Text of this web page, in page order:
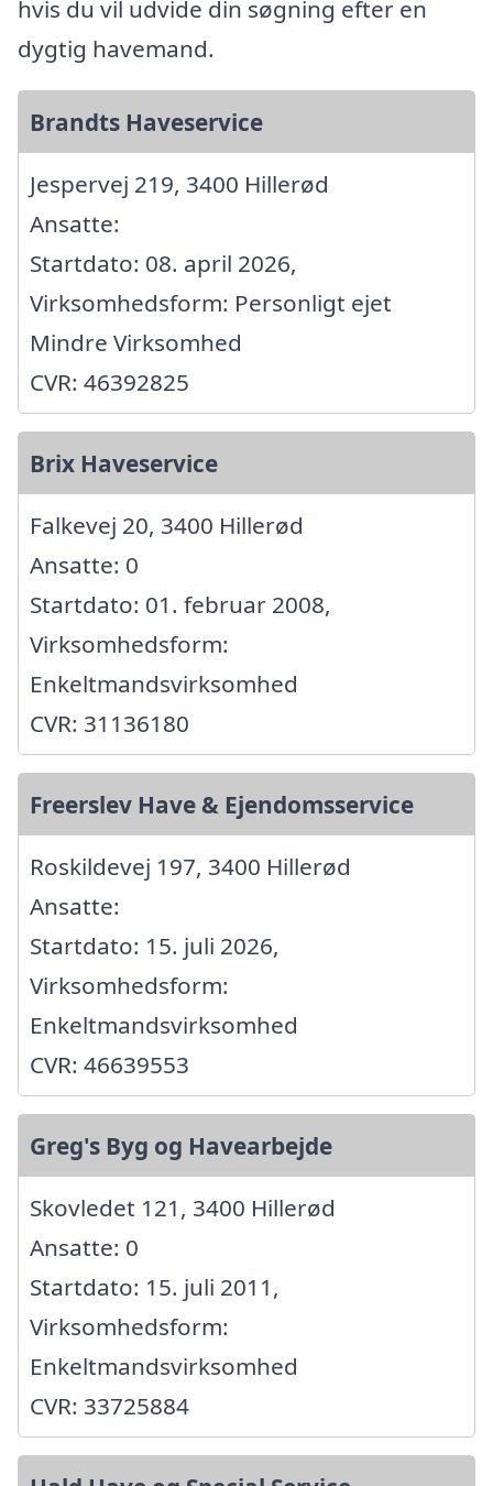
hvis du vil udvide din søgning efter en
dygtig havemand.
Brandts Haveservice
Jespervej 219, 3400 Hillerød
Ansatte:
Startdato: 08. april 2026,
Virksomhedsform: Personligt ejet
Mindre Virksomhed
CVR: 46392825
Brix Haveservice
Falkevej 20, 3400 Hillerød
Ansatte: 0
Startdato: 01. februar 2008,
Virksomhedsform:
Enkeltmandsvirksomhed
CVR: 31136180
Freerslev Have & Ejendomsservice
Roskildevej 197, 3400 Hillerød
Ansatte:
Startdato: 15. juli 2026,
Virksomhedsform:
Enkeltmandsvirksomhed
CVR: 46639553
Greg's Byg og Havearbejde
Skovledet 121, 3400 Hillerød
Ansatte: 0
Startdato: 15. juli 2011,
Virksomhedsform:
Enkeltmandsvirksomhed
CVR: 33725884